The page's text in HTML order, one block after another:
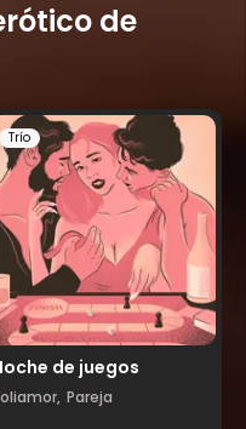
de
de juegos
Trío
Pareja